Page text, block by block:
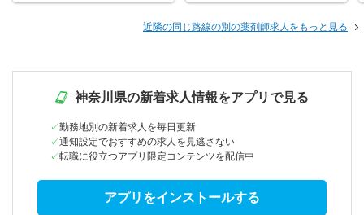
近隣の同じ路線の別の薬剤師求人をもっと見る
神奈川県の新着求人情報をアプリで見る
勤務地別の新着求人を毎日更新
通知設定でおすすめの求人を見逃さない
転職に役立つアプリ限定コンテンツを配信中
アプリをインストールする